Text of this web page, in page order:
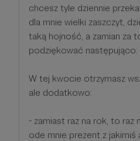
chcesz tyle dziennie
dla mnie wielki zaszczyt,
taką hojność, a zamian za
podziękować następująco:
W tej kwocie otrzymasz
ale dodatkowo:
- zamiast raz na rok, to raz
ode mnie prezent z jakimiś